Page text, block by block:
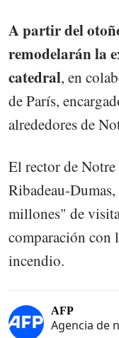
A partir del
remodelarán la
catedral, en
de París,
alrededores de
El rector de
Ribadeau-
millones" de
comparación con
incendio.
AFP
Agencia de